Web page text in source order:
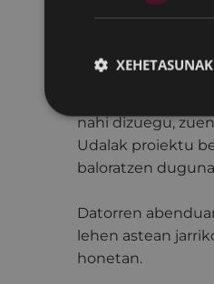
proiektu musikal
dena, eta gutako
nahi dizuegu,
Udalak proiektu
baloratzen
Datorren
lehen astean
honetan.